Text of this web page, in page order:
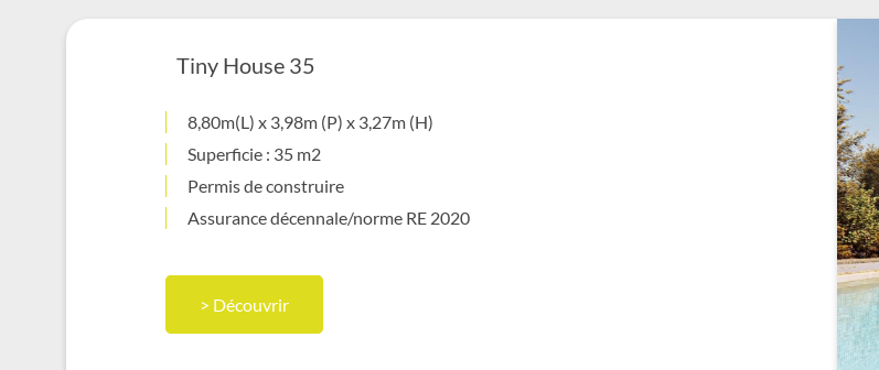
Tiny House 35
8,80m(L) x 3,98m (P) x 3,27m (H)
Superficie : 35 m2
Permis de construire
Assurance décennale/norme RE 2020
> Découvrir